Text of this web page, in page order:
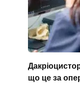
що це за